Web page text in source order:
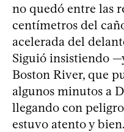
no quedó entre las
centímetros del
acelerada del
Siguió insistiendo
Boston River, que
algunos minutos a
llegando con
estuvo atento y bien.